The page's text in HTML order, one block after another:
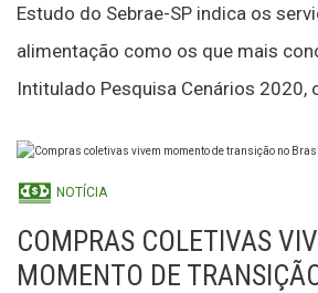
Estudo do Sebrae-SP indica os
alimentação como os que mais
Intitulado Pesquisa Cenários 2020,
NOTÍCIA
COMPRAS COLETIVAS
MOMENTO DE